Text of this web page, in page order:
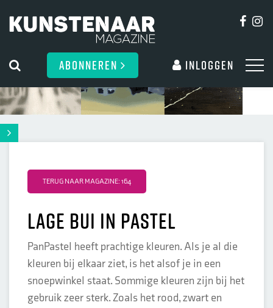
ABONNEREN Inloggen
TERUG NAAR MAGAZINE: 164
Lage bui in pastel
PanPastel heeft prachtige kleuren. Als je al die
kleuren bij elkaar ziet, is het alsof je in een
snoepwinkel staat. Sommige kleuren zijn bij het
gebruik zeer sterk. Zoals het rood, zwart en